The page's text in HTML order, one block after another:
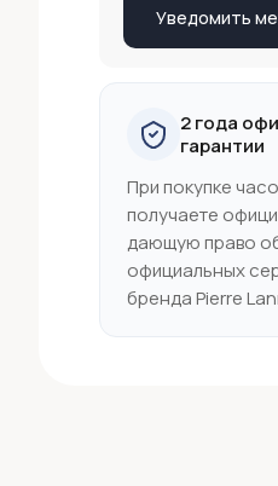
Уведомить
2 года
гарантии
При покупке
получаете
дающую право
официальных
бренда Pierre